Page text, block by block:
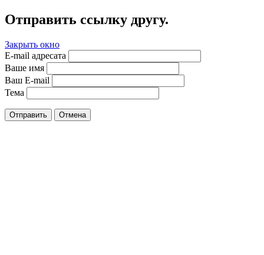
Отправить ссылку другу.
Закрыть окно
E-mail адресата
Ваше имя
Ваш E-mail
Тема
Отправить Отмена